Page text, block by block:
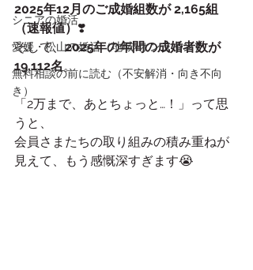
シニアの婚活
愛媛・松山の婚活（地域×オンライン）
無料相談の前に読む（不安解消・向き不向
き）
2025年12月のご成婚組数が 2,165組
（速報値）❣️
そして、2025年の年間の成婚者数が
19,112名。
「2万まで、あとちょっと…！」って思
うと、
会員さまたちの取り組みの積み重ねが
見えて、もう感慨深すぎます😭